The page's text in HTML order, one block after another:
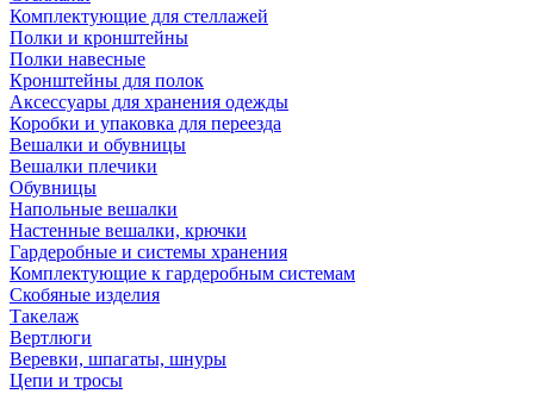
Комплектующие для стеллажей
Полки и кронштейны
Полки навесные
Кронштейны для полок
Аксессуары для хранения одежды
Коробки и упаковка для переезда
Вешалки и обувницы
Вешалки плечики
Обувницы
Напольные вешалки
Настенные вешалки, крючки
Гардеробные и системы хранения
Комплектующие к гардеробным системам
Скобяные изделия
Такелаж
Вертлюги
Веревки, шпагаты, шнуры
Цепи и тросы